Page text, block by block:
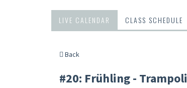
LIVE CALENDAR CLASS SCHEDULE
Back
#20: Frühling -